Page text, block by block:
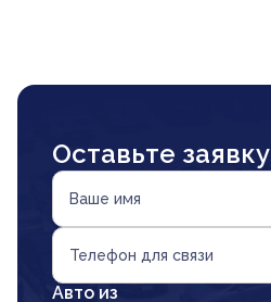
Оставьте заявку
Ваше имя
Телефон для связи
Авто из